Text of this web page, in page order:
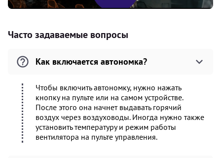
Часто задаваемые вопросы
Как включается автономка?
Чтобы включить автономку, нужно нажать
кнопку на пульте или на самом устройстве.
После этого она начнет выдавать горячий
воздух через воздуховоды. Иногда нужно также
установить температуру и режим работы
вентилятора на пульте управления.